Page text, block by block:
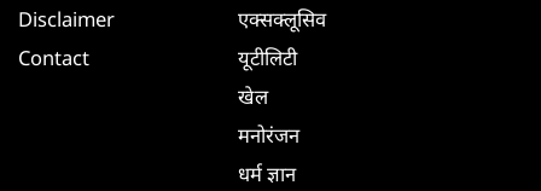
Disclaimer
Contact
एक्सक्लूसिव
यूटीलिटी
खेल
मनोरंजन
धर्म ज्ञान